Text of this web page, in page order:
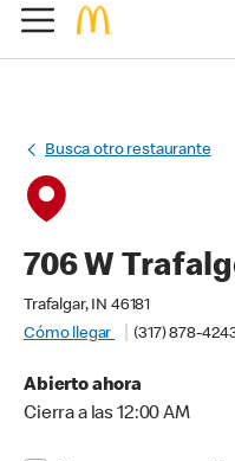
Busca otro restaurante
706 W
Trafalgar, IN 46181
Cómo llegar
(317) 878-
Abierto ahora
Cierra a las 12:00 AM